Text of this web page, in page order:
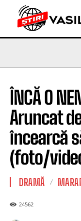
ÎNCĂ O
Aruncat
încearcă
(foto/
DRAMĂ
24562